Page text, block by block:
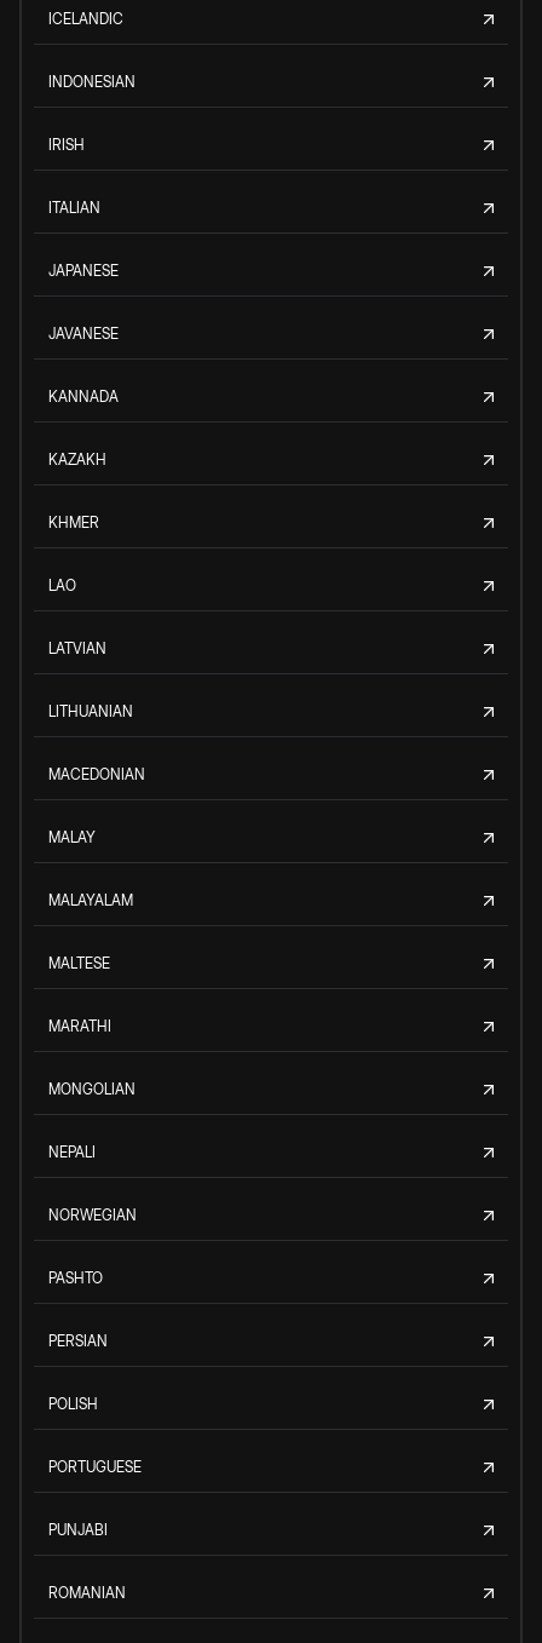
ICELANDIC
INDONESIAN
IRISH
ITALIAN
JAPANESE
JAVANESE
KANNADA
KAZAKH
KHMER
LAO
LATVIAN
LITHUANIAN
MACEDONIAN
MALAY
MALAYALAM
MALTESE
MARATHI
MONGOLIAN
NEPALI
NORWEGIAN
PASHTO
PERSIAN
POLISH
PORTUGUESE
PUNJABI
ROMANIAN